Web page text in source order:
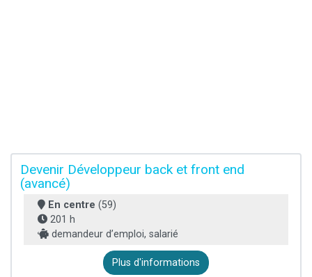
Devenir Développeur back et front end
(avancé)
En centre (59)
201 h
demandeur d’emploi, salarié
Plus d'informations